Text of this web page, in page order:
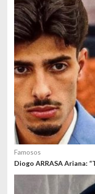
o
s
Famosos
Diogo ARRASA Ariana: